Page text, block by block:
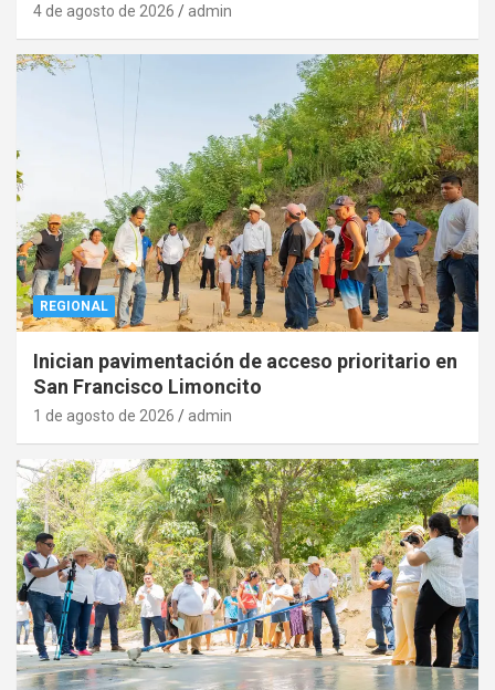
4 de agosto de 2026 admin
REGIONAL
Inician pavimentación de acceso prioritario en
San Francisco Limoncito
1 de agosto de 2026 admin